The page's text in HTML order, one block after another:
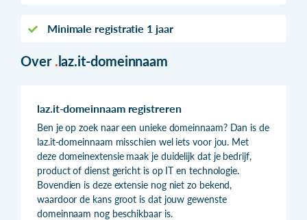
Minimale registratie 1 jaar
Over .laz.it-domeinnaam
laz.it-domeinnaam registreren
Ben je op zoek naar een unieke domeinnaam? Dan is de
laz.it-domeinnaam misschien wel iets voor jou. Met
deze domeinextensie maak je duidelijk dat je bedrijf,
product of dienst gericht is op IT en technologie.
Bovendien is deze extensie nog niet zo bekend,
waardoor de kans groot is dat jouw gewenste
domeinnaam nog beschikbaar is.